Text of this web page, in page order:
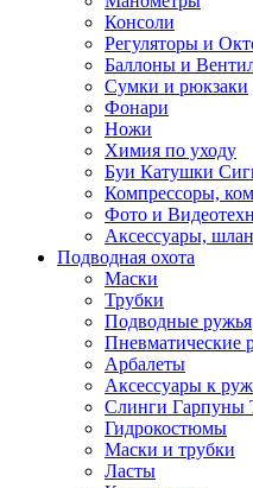
Консоли
Регуляторы и
Баллоны и
Сумки и рюкзаки
Фонари
Ножи
Химия по уходу
Буи Катушки
Компрессоры,
Фото и
Аксессуары,
Подводная охота
Маски
Трубки
Подводные ружья
Пневматические
Арбалеты
Аксессуары к
Слинги Гарпуны
Гидрокостюмы
Маски и трубки
Ласты